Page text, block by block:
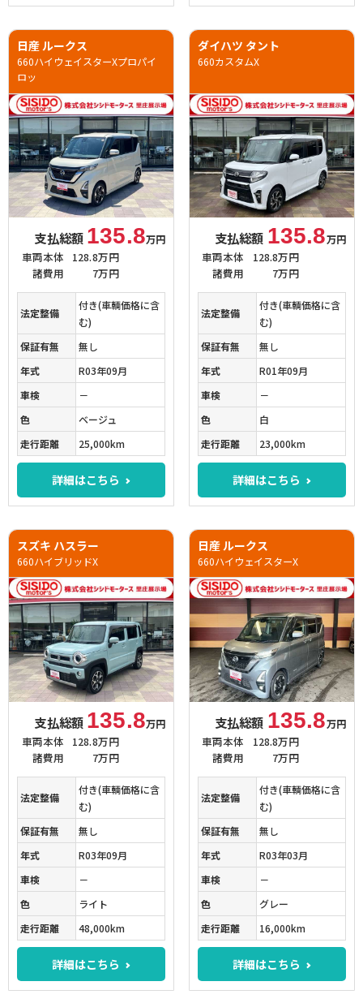
日産 ルークス
660ハイウェイスターXプロパイ
ロッ
支払総額 135.8万円
車両本体
128.8万円
諸費用
7万円
法定整備
付き(車輌価格に含
む)
保証有無
無し
年式
R03年09月
車検
－
色
ベージュ
走行距離
25,000km
詳細はこちら
ダイハツ タント
660カスタムX
支払総額 135.8万円
車両本体
128.8万円
諸費用
7万円
法定整備
付き(車輌価格に含
む)
保証有無
無し
年式
R01年09月
車検
－
色
白
走行距離
23,000km
詳細はこちら
スズキ ハスラー
660ハイブリッドX
支払総額 135.8万円
車両本体
128.8万円
諸費用
7万円
法定整備
付き(車輌価格に含
む)
保証有無
無し
年式
R03年09月
車検
－
色
ライト
走行距離
48,000km
詳細はこちら
日産 ルークス
660ハイウェイスターX
支払総額 135.8万円
車両本体
128.8万円
諸費用
7万円
法定整備
付き(車輌価格に含
む)
保証有無
無し
年式
R03年03月
車検
－
色
グレー
走行距離
16,000km
詳細はこちら